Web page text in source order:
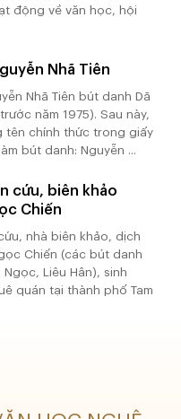
động về văn học, hội
Nhã Tiên
Nhã Tiên bút danh Dã
năm 1975). Sau này,
tên chính thức trong giấy
bút danh: Nguyễn ...
cứu, biên khảo
Chiến
nhà biên khảo, dịch
Chiến (các bút danh
Ngọc, Liêu Hân), sinh
quán tại thành phố Tam